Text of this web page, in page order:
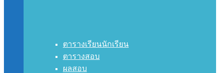
ตารางเรียนนักเรียน
ตารางสอบ
ผลสอบ